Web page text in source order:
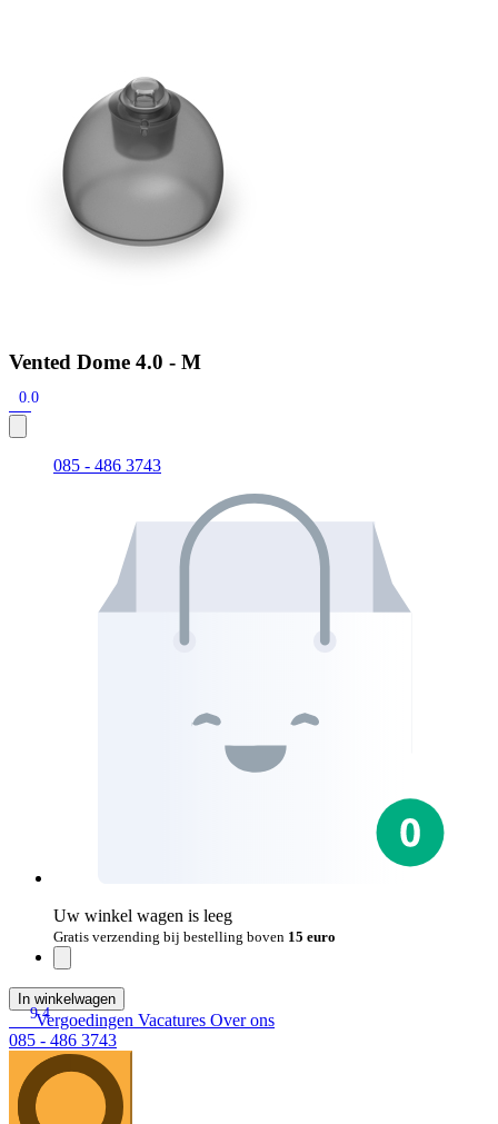
Signia hoortoestellenSignia Pure BCT IX
Allure AI Audio Service R LI 7
Hoortoestelbatterijen Widex filters
Onderhoudsartikelen
Signia Active Mini IX - Oplaadbaar
De Signia Active Mini IX is het nieuwste hoortoestel van Signia.
Vented Dome 4.0 - M
0.0
085 - 486 3743
Uw winkel wagen is leeg
Gratis verzending bij bestelling boven 15 euro
In winkelwagen
9.4
Vergoedingen Vacatures Over ons
085 - 486 3743